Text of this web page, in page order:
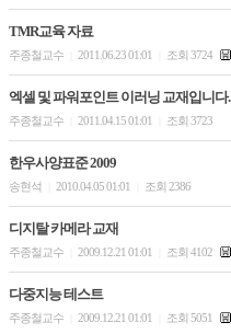
TMR교육 자료
주종철교수 2011.06.23 01:01 조회 3724
엑셀 및 파워포인트 이러닝 교재입니다.
주종철교수 2011.04.15 01:01 조회 3723
한우사양표준 2009
송현석 2010.04.05 01:01 조회 2386
디지탈 카메라 교재
주종철교수 2009.12.21 01:01 조회 4102
다중지능 테스트
주종철교수 2009.12.21 01:01 조회 5051